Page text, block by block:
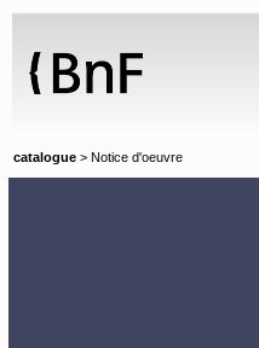
catalogue > Notice d'oeuvre